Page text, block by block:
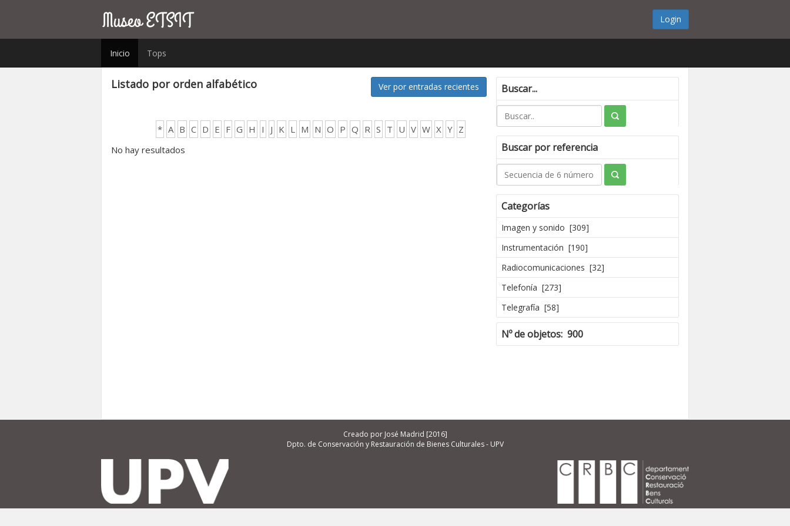
Login
Inicio Tops
Listado por orden alfabético Ver por entradas recientes
* A B C D E F G H I J K L M N O P Q R S T U V W X Y Z
No hay resultados
Buscar...
Buscar por referencia
Categorías
Imagen y sonido [309]
Instrumentación [190]
Radiocomunicaciones [32]
Telefonía [273]
Telegrafía [58]
Nº de objetos: 900
Creado por José Madrid [2016]
Dpto. de Conservación y Restauración de Bienes Culturales - UPV